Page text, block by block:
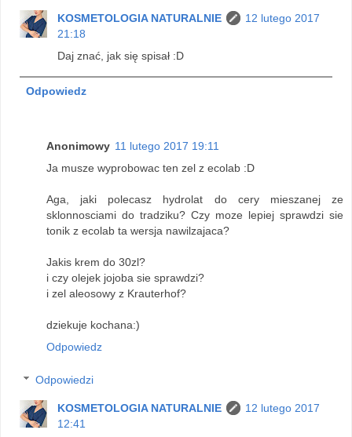
KOSMETOLOGIA NATURALNIE
12 lutego 2017
21:18
Daj znać, jak się spisał :D
Odpowiedz
Anonimowy 11 lutego 2017 19:11
Ja musze wyprobowac ten zel z ecolab :D
Aga, jaki polecasz hydrolat do cery mieszanej ze
sklonnosciami do tradziku? Czy moze lepiej sprawdzi sie
tonik z ecolab ta wersja nawilzajaca?
Jakis krem do 30zl?
i czy olejek jojoba sie sprawdzi?
i zel aleosowy z Krauterhof?
dziekuje kochana:)
Odpowiedz
Odpowiedzi
KOSMETOLOGIA NATURALNIE
12 lutego 2017
12:41